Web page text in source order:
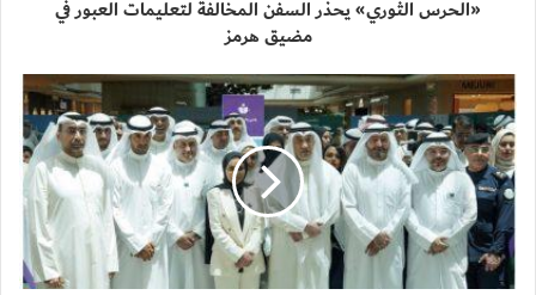
«الحرس الثوري» يحذّر السفن المخالفة لتعليمات العبور في
مضيق هرمز